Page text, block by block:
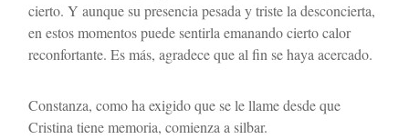
cierto. Y aunque su presencia pesada y triste la desconcierta,
en estos momentos puede sentirla emanando cierto calor
reconfortante. Es más, agradece que al fin se haya acercado.
Constanza, como ha exigido que se le llame desde que
Cristina tiene memoria, comienza a silbar.